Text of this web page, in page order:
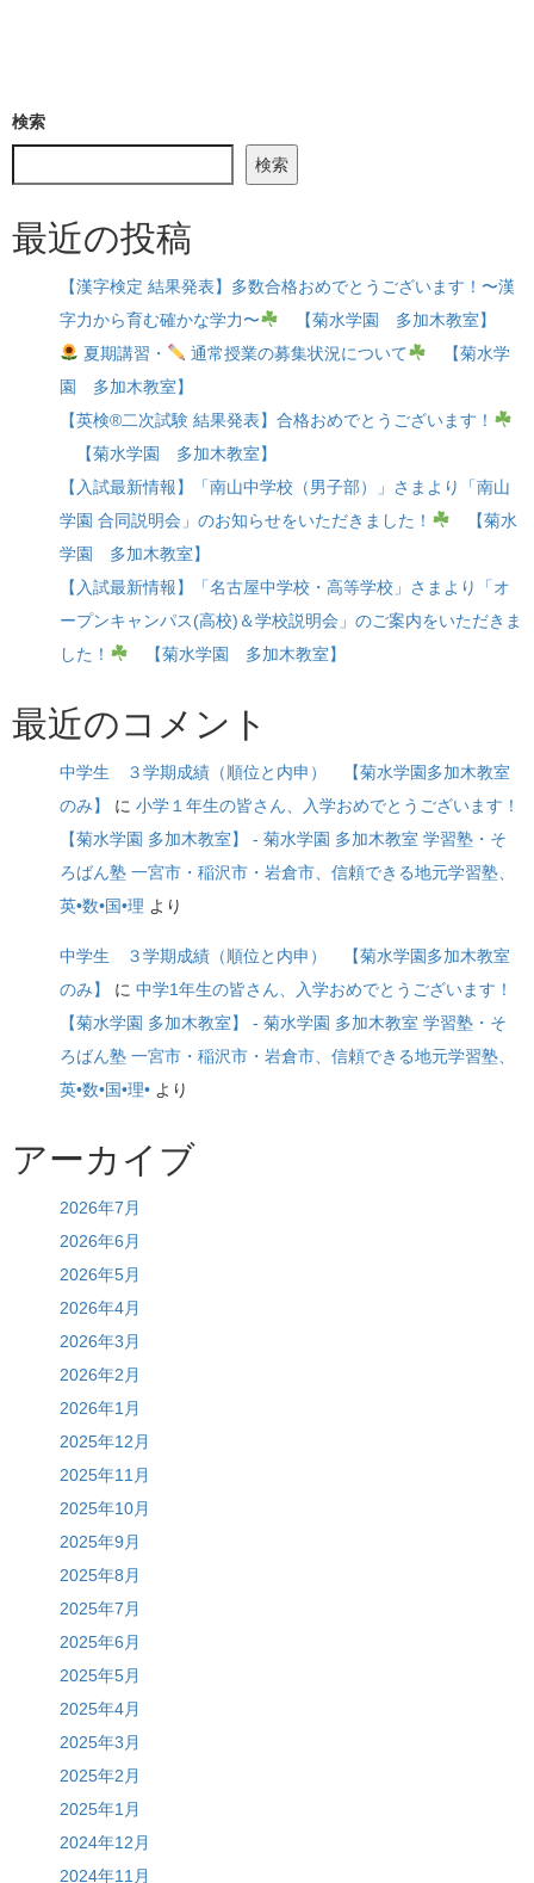
検索
検索
最近の投稿
【漢字検定 結果発表】多数合格おめでとうございます！〜漢
字力から育む確かな学力〜
【菊水学園 多加木教室】
夏期講習・
通常授業の募集状況について
【菊水学
園 多加木教室】
【英検®二次試験 結果発表】合格おめでとうございます！
【菊水学園 多加木教室】
【入試最新情報】「南山中学校（男子部）」さまより「南山
学園 合同説明会」のお知らせをいただきました！
【菊水
学園 多加木教室】
【入試最新情報】「名古屋中学校・高等学校」さまより「オ
ープンキャンパス(高校)＆学校説明会」のご案内をいただきま
した！
【菊水学園 多加木教室】
最近のコメント
中学生 ３学期成績（順位と内申） 【菊水学園多加木教室
のみ】
に 小学１年生の皆さん、入学おめでとうございます！
【菊水学園 多加木教室】 - 菊水学園 多加木教室 学習塾・そ
ろばん塾 一宮市・稲沢市・岩倉市、信頼できる地元学習塾、
英•数•国•理 より
中学生 ３学期成績（順位と内申） 【菊水学園多加木教室
のみ】
に 中学1年生の皆さん、入学おめでとうございます！
【菊水学園 多加木教室】 - 菊水学園 多加木教室 学習塾・そ
ろばん塾 一宮市・稲沢市・岩倉市、信頼できる地元学習塾、
英•数•国•理• より
アーカイブ
2026年7月
2026年6月
2026年5月
2026年4月
2026年3月
2026年2月
2026年1月
2025年12月
2025年11月
2025年10月
2025年9月
2025年8月
2025年7月
2025年6月
2025年5月
2025年4月
2025年3月
2025年2月
2025年1月
2024年12月
2024年11月